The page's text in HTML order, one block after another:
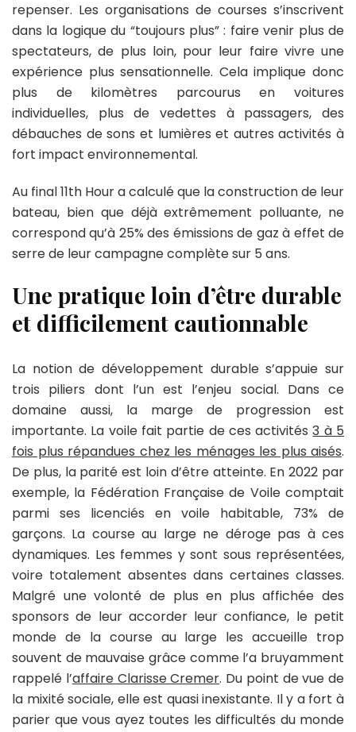
repenser. Les organisations de courses s’inscrivent
dans la logique du “toujours plus” : faire venir plus de
spectateurs, de plus loin, pour leur faire vivre une
expérience plus sensationnelle. Cela implique donc
plus de kilomètres parcourus en voitures
individuelles, plus de vedettes à passagers, des
débauches de sons et lumières et autres activités à
fort impact environnemental.
Au final 11th Hour a calculé que la construction de leur
bateau, bien que déjà extrêmement polluante, ne
correspond qu’à 25% des émissions de gaz à effet de
serre de leur campagne complète sur 5 ans.
Une pratique loin d’être durable
et difficilement cautionnable
La notion de développement durable s’appuie sur
trois piliers dont l’un est l’enjeu social. Dans ce
domaine aussi, la marge de progression est
importante. La voile fait partie de ces activités3 à 5
fois plus répandues chez les ménages les plus aisés.
De plus, la parité est loin d’être atteinte. En 2022 par
exemple, la Fédération Française de Voile comptait
parmi ses licenciés en voile habitable, 73% de
garçons. La course au large ne déroge pas à ces
dynamiques. Les femmes y sont sous représentées,
voire totalement absentes dans certaines classes.
Malgré une volonté de plus en plus affichée des
sponsors de leur accorder leur confiance, le petit
monde de la course au large les accueille trop
souvent de mauvaise grâce comme l’a bruyamment
rappelé l’affaire Clarisse Cremer. Du point de vue de
la mixité sociale, elle est quasi inexistante. Il y a fort à
parier que vous ayez toutes les difficultés du monde